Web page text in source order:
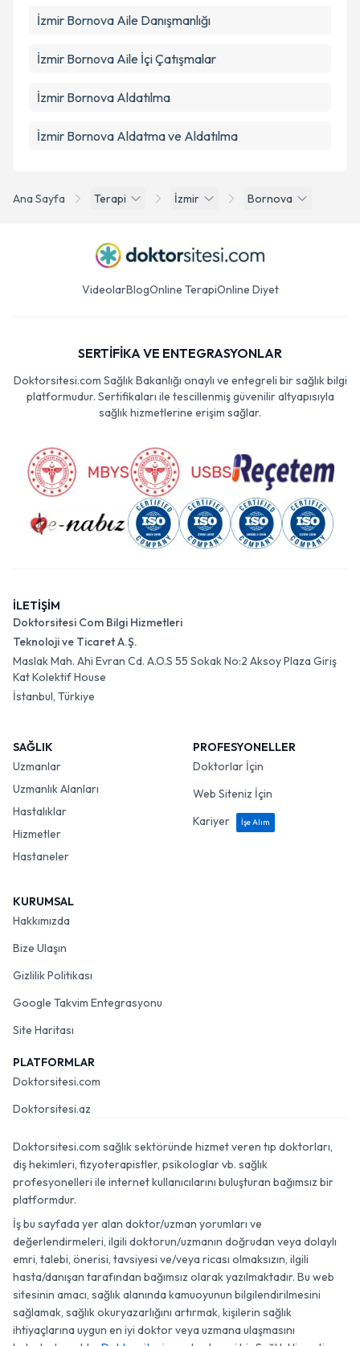
Ana Sayfa Terapi İzmir Bornova
İzmir Bornova Aile Danışmanlığı
İzmir Bornova Aile İçi Çatışmalar
İzmir Bornova Aldatılma
İzmir Bornova Aldatma ve Aldatılma
VideolarBlogOnline TerapiOnline Diyet
SERTİFİKA VE ENTEGRASYONLAR
Doktorsitesi.com Sağlık Bakanlığı onaylı ve entegreli bir sağlık bilgi
platformudur. Sertifikaları ile tescillenmiş güvenilir altyapısıyla
sağlık hizmetlerine erişim sağlar.
İLETİŞİM
Doktorsitesi Com Bilgi Hizmetleri
Teknoloji ve Ticaret A.Ş.
Maslak Mah. Ahi Evran Cd. A.O.S 55 Sokak No:2 Aksoy Plaza Giriş
Kat Kolektif House
İstanbul, Türkiye
SAĞLIK
Uzmanlar
Uzmanlık Alanları
Hastalıklar
Hizmetler
Hastaneler
PROFESYONELLER
Doktorlar İçin
Web Siteniz İçin
Kariyer
İşe Alım
KURUMSAL
Hakkımızda
Bize Ulaşın
Gizlilik Politikası
Google Takvim Entegrasyonu
Site Haritası
PLATFORMLAR
Doktorsitesi.com
Doktorsitesi.az
Doktorsitesi.com sağlık sektöründe hizmet veren tıp doktorları,
diş hekimleri, fizyoterapistler, psikologlar vb. sağlık
profesyonelleri ile internet kullanıcılarını buluşturan bağımsız bir
platformdur.
İş bu sayfada yer alan doktor/uzman yorumları ve
değerlendirmeleri, ilgili doktorun/uzmanın doğrudan veya dolaylı
emri, talebi, önerisi, tavsiyesi ve/veya ricası olmaksızın, ilgili
hasta/danışan tarafından bağımsız olarak yazılmaktadır. Bu web
sitesinin amacı, sağlık alanında kamuoyunun bilgilendirilmesini
sağlamak, sağlık okuryazarlığını artırmak, kişilerin sağlık
ihtiyaçlarına uygun en iyi doktor veya uzmana ulaşmasını